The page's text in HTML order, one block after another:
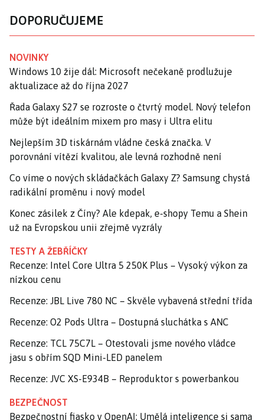
DOPORUČUJEME
NOVINKY
Windows 10 žije dál: Microsoft nečekaně prodlužuje
aktualizace až do října 2027
Řada Galaxy S27 se rozroste o čtvrtý model. Nový telefon
může být ideálním mixem pro masy i Ultra elitu
Nejlepším 3D tiskárnám vládne česká značka. V
porovnání vítězí kvalitou, ale levná rozhodně není
Co víme o nových skládačkách Galaxy Z? Samsung chystá
radikální proměnu i nový model
Konec zásilek z Číny? Ale kdepak, e-shopy Temu a Shein
už na Evropskou unii zřejmě vyzrály
TESTY A ŽEBŘÍČKY
Recenze: Intel Core Ultra 5 250K Plus – Vysoký výkon za
nízkou cenu
Recenze: JBL Live 780 NC – Skvěle vybavená střední třída
Recenze: O2 Pods Ultra – Dostupná sluchátka s ANC
Recenze: TCL 75C7L – Otestovali jsme nového vládce
jasu s obřím SQD Mini-LED panelem
Recenze: JVC XS-E934B – Reproduktor s powerbankou
BEZPEČNOST
Bezpečnostní fiasko v OpenAI: Umělá inteligence si sama